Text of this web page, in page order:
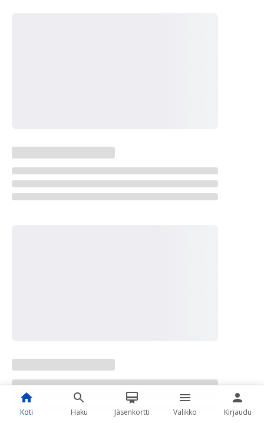
Koti Haku Jäsenkortti Valikko Kirjaudu